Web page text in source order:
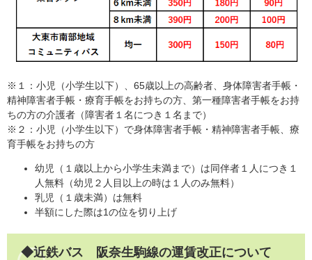
※１：小児（小学生以下）、65歳以上の高齢者、身体障害者手帳・
精神障害者手帳・療育手帳をお持ちの方、第一種障害者手帳をお持
ちの方の介護者（障害者１名につき１名まで）
※２：小児（小学生以下）で身体障害者手帳・精神障害者手帳、療
育手帳をお持ちの方
幼児（１歳以上から小学生未満まで）は同伴者１人につき１
人無料（幼児２人目以上の時は１人のみ無料）
乳児（１歳未満）は無料
半額にした際は1の位を切り上げ
◆近鉄バス 阪奈生駒線の運賃改正について